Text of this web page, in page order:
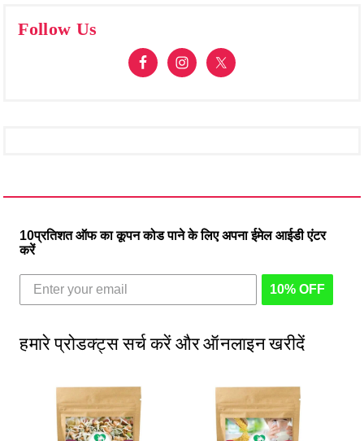
Follow Us
10प्रतिशत ऑफ का कूपन कोड पाने के लिए अपना ईमेल आईडी एंटर
करें
10% OFF
हमारे प्रोडक्ट्स सर्च करें और ऑनलाइन खरीदें